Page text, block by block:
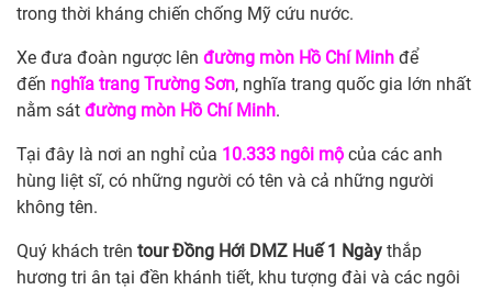
trong thời kháng chiến chống Mỹ cứu nước.
Xe đưa đoàn ngược lên đường mòn Hồ Chí Minh để
đến nghĩa trang Trường Sơn, nghĩa trang quốc gia lớn nhất
nằm sát đường mòn Hồ Chí Minh.
Tại đây là nơi an nghỉ của 10.333 ngôi mộ của các anh
hùng liệt sĩ, có những người có tên và cả những người
không tên.
Quý khách trên tour Đồng Hới DMZ Huế 1 Ngày thắp
hương tri ân tại đền khánh tiết, khu tượng đài và các ngôi